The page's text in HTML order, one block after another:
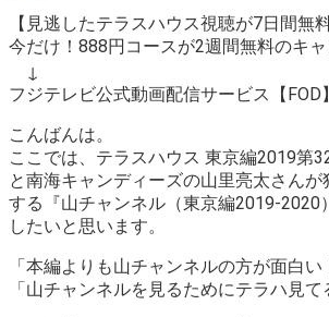
Link
Share
【見逃したテラスハウス視聴が7日間無料
今だけ！888円コースが2週間無料のキャ
↓
フジテレビ公式動画配信サービス【FOD
こんばんは。
ここでは、テラスハウス 東京編2019第
と南海キャンディーズの山里亮太さん
する 『山チャンネル（東京編2019-2020
したいと思います。
「本編よりも山チャンネルの方が面白い
「山チャンネルを見るためにテラハ見て